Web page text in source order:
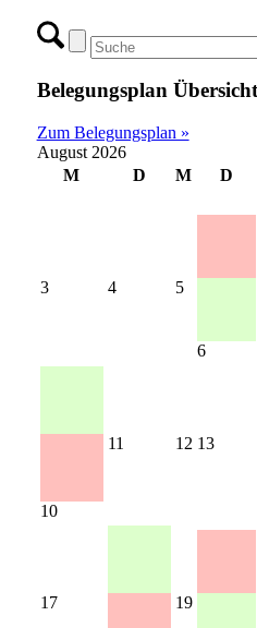
Belegungsplan Übersicht
Zum Belegungsplan »
August 2026
M
D M D
3 4 5
6
10
11 12 13
17 19